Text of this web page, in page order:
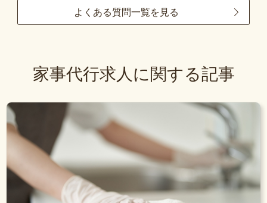
よくある質問一覧を見る
家事代行求人に関する記事